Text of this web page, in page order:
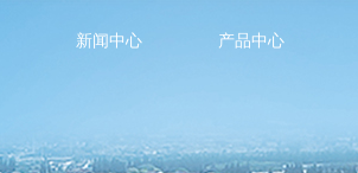
新闻中心 产品中心